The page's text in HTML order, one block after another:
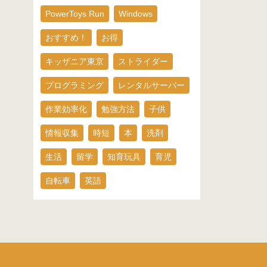
PowerToys Run Windows
おすすめ！ お得
キッザニア東京 ストライダー
プログラミング レンタルサーバー
作業効率化 勉強方法 子供
情報収集 時短 本 洗剤
生活 留学 知育玩具 育児
自転車 英語